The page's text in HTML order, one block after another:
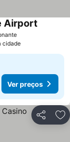
Airport
cidade
Ver preços
Partilhar